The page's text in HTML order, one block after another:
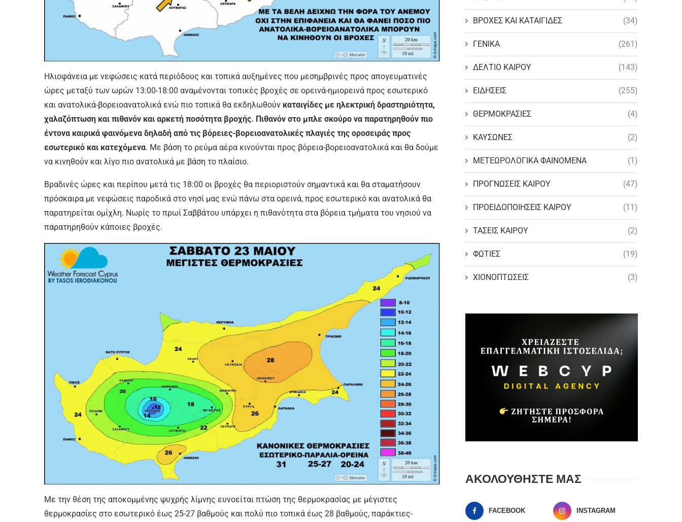
Ηλιοφάνεια με νεφώσεις κατά περιόδους και τοπικά αυξημένες που μεσημβρινές προς απογευματινές
ώρες μεταξύ των ωρών 13:00-18:00 αναμένονται τοπικές βροχές σε ορεινά-ημιορεινά προς εσωτερικό
και ανατολικά-βορειοανατολικά ενώ πιο τοπικά θα εκδηλωθούν καταιγίδες με ηλεκτρική δραστηριότητα,
χαλαζόπτωση και πιθανόν και αρκετή ποσότητα βροχής. Πιθανόν στο μπλε σκούρο να παρατηρηθούν πιο
έντονα καιρικά φαινόμενα δηλαδή από τις βόρειες-βορειοανατολικές πλαγιές της οροσειράς προς
εσωτερικό και κατεχόμενα. Με βάση το ρεύμα αέρα κινούνται προς βόρεια-βορειοανατολικά και θα δούμε
να κινηθούν και λίγο πιο ανατολικά με βάση το πλαίσιο.
Βραδινές ώρες και περίπου μετά τις 18:00 οι βροχές θα περιοριστούν σημαντικά και θα σταματήσουν
πρόσκαιρα με νεφώσεις παροδικά στο νησί μας ενώ πάνω στα ορεινά, προς εσωτερικό και ανατολικά θα
παρατηρείται ομίχλη. Νωρίς το πρωί Σαββάτου υπάρχει η πιθανότητα στα βόρεια τμήματα του νησιού να
παρατηρηθούν κάποιες βροχές.
Με την θέση της αποκομμένης ψυχρής λίμνης ευνοείται πτώση της θερμοκρασίας με μέγιστες
θερμοκρασίες στο εσωτερικό έως 25-27 βαθμούς και πολύ πιο τοπικά έως 28 βαθμούς, παράκτιες-
ΒΡΟΧΕΣ ΚΑΙ ΚΑΤΑΙΓΙΔΕΣ (34)
ΓΕΝΙΚΑ (261)
ΔΕΛΤΙΟ ΚΑΙΡΟΥ (143)
ΕΙΔΗΣΕΙΣ (255)
ΘΕΡΜΟΚΡΑΣΙΕΣ (4)
ΚΑΥΣΩΝΕΣ (2)
ΜΕΤΕΩΡΟΛΟΓΙΚΑ ΦΑΙΝΟΜΕΝΑ (1)
ΠΡΟΓΝΩΣΕΙΣ ΚΑΙΡΟΥ (47)
ΠΡΟΕΙΔΟΠΟΙΗΣΕΙΣ ΚΑΙΡΟΥ (11)
ΤΑΣΕΙΣ ΚΑΙΡΟΥ (2)
ΦΩΤΙΕΣ (19)
ΧΙΟΝΟΠΤΩΣΕΙΣ (3)
ΑΚΟΛΟΥΘΗΣΤΕ ΜΑΣ
FACEBOOK INSTAGRAM